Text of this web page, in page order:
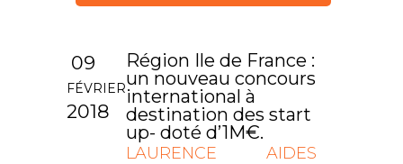
09
FÉVRIER
2018
Région Ile de France :
un nouveau concours
international à
destination des start
up- doté d’1M€.
LAURENCE
AIDES